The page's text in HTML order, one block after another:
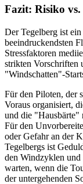
Fazit: Risiko
Der Tegelberg ist
beeindruckendsten
Stressfaktoren
strikten Vorschriften
"Windschatten"-
Für den Piloten, der
Voraus organisiert,
und die "Hausbärte"
Für den
oder Gefahr an der
Tegelbergs ist
den Windzyklen
warten, wenn die
der untergehenden